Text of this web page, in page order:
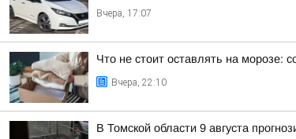
Вчера, 17:07
Что не стоит оставлять на морозе:
Вчера, 22:10
В Томской области 9 августа